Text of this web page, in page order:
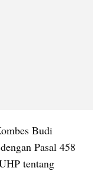
Budi
Pasal 458
tentang